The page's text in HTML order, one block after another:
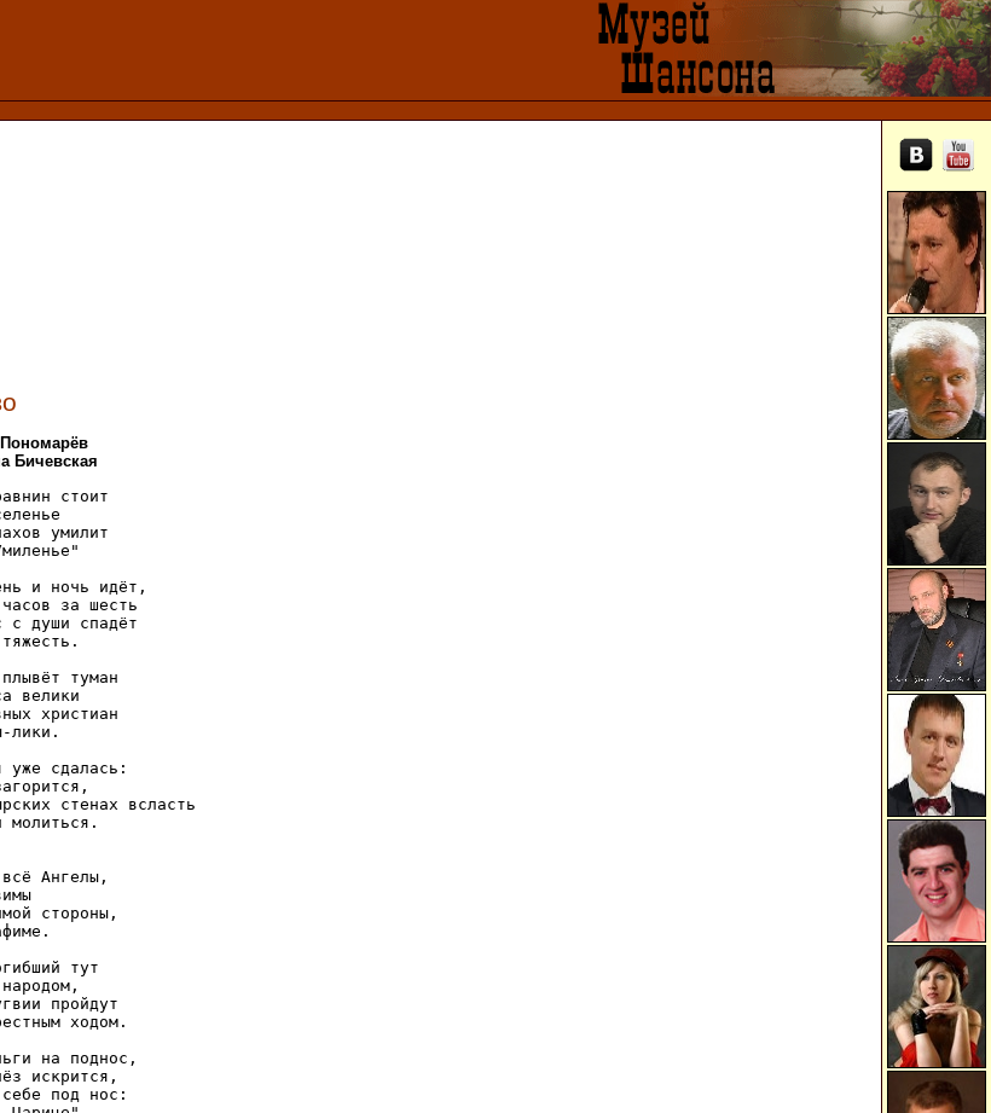
Бичевская
стоит
умилит
и ночь идёт,
за шесть
с души спадёт
туман
велики
христиан
лики.
уже сдалась:
стенах всласть
молиться.
Ангелы,
стороны,
тут
пройдут
ходом.
на поднос,
искрится,
под нос: